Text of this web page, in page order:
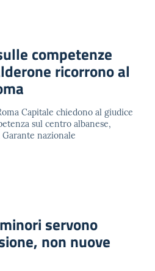
competenze
ricorrono al
Capitale chiedono al giudice
sul centro albanese,
Garante nazionale
servono
non nuove